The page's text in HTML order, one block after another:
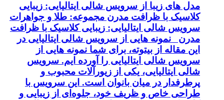
مدل های زیبا از سرویس شالی ایتالیایی: زیبایی
کلاسیک با ظرافت مدرن مجموعه: طلا و جواهرات
سرویس شالی ایتالیایی: زیبایی کلاسیک با ظرافت
مدرن نمونه هایی از سرویس شالی ایتالیایی در
این مقاله از بیتوته، برای شما نمونه هایی از
سرویس شالی ایتالیایی را آورده ایم. سرویس
شالی ایتالیایی، یکی از زیورآلات محبوب و
پرطرفدار در میان بانوان است. این سرویس با
طراحی خاص و ظریف خود، جلوه‌ای از زیبایی و